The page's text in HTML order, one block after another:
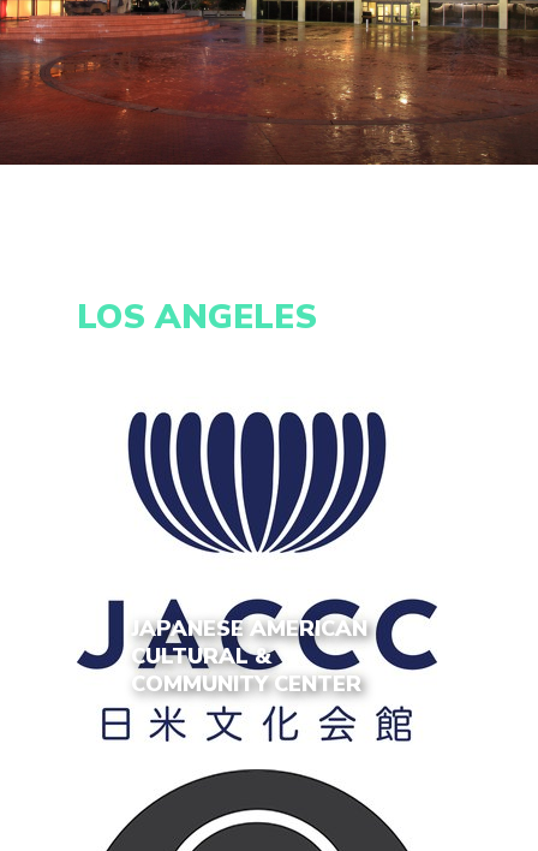
LOS ANGELES
JAPANESE AMERICAN
CULTURAL &
COMMUNITY CENTER